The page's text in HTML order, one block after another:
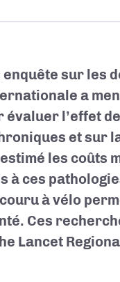
sur les
a
l’effet
et sur
les coûts
à ces
à vélo
Ces
Lancet